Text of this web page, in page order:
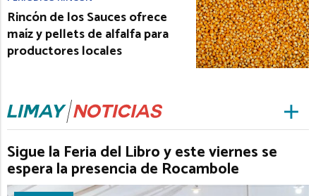
Rincón de los Sauces ofrece
maíz y pellets de alfalfa para
productores locales
Sigue la Feria del Libro y este viernes se
espera la presencia de Rocambole